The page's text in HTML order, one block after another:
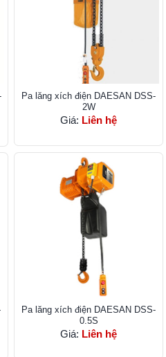
Pa lăng xích điện DAESAN DSS-
2W
Giá: Liên hệ
Pa lăng xích điện DAESAN DSS-
0.5S
Giá: Liên hệ